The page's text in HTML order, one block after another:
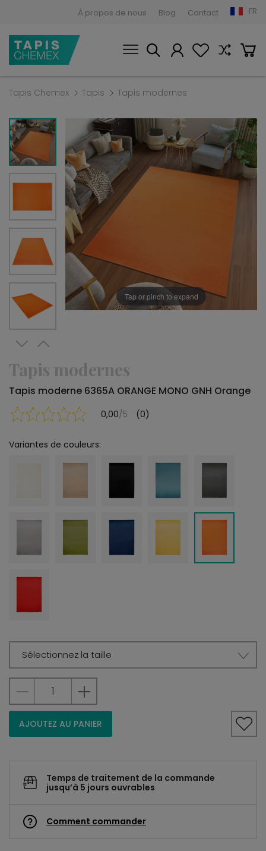
À propos de nous Blog Contact FR
Tapis Chemex Tapis Tapis modernes
Tap or pinch to expand
Tapis modernes
Tapis moderne 6365A ORANGE MONO GNH Orange
0,00/5 (0)
Variantes de couleurs:
Sélectionnez la taille
AJOUTEZ AU PANIER
Temps de traitement de la commande
jusqu’à 5 jours ouvrables
Comment commander